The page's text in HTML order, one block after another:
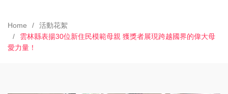
Home
活動花絮
雲林縣表揚30位新住民模範母親 獲獎者展現跨越國界的偉大母
愛力量！